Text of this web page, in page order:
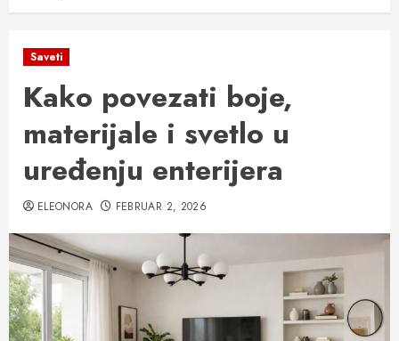
Saveti
Kako povezati boje,
materijale i svetlo u
uređenju enterijera
ELEONORA FEBRUAR 2, 2026